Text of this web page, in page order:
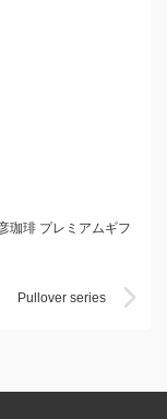
珈琲 プレミアムギフ
Pullover series